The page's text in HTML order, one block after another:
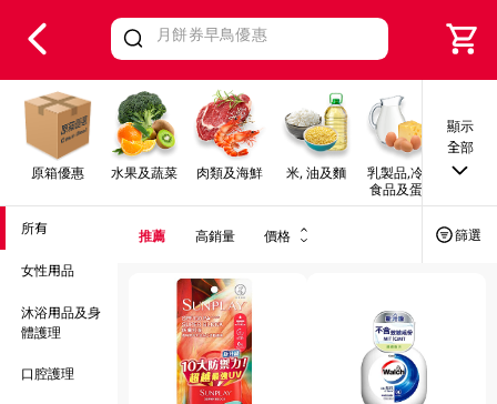
Valid Until 30 June 2026
原箱優惠 水果及蔬菜 肉類及海鮮 米, 油及麵
乳製品,冷凍
食品及蛋類
早餐
顯示
全部
所有
女性用品
沐浴用品及身
體護理
口腔護理
推薦 高銷量 價格 篩選